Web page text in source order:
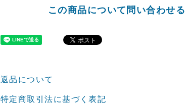
この商品について問い合わせる
返品について
特定商取引法に基づく表記